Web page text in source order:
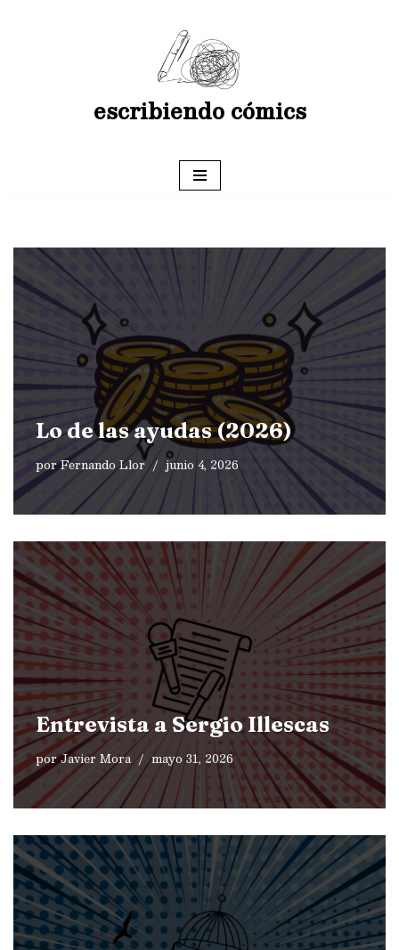
escribiendo cómics
Lo de las ayudas (2026)
porFernando Llor junio 4, 2026
Entrevista a Sergio Illescas
porJavier Mora mayo 31, 2026